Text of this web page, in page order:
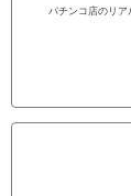
パチンコ店のリ